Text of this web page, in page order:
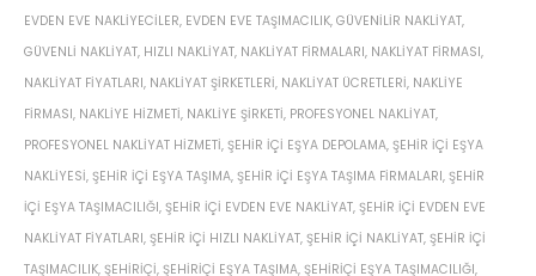
EVDEN EVE NAKLIYECILER, EVDEN EVE TAŞIMACILIK, GÜVENILIR NAKLIYAT,
GÜVENLI NAKLIYAT, HIZLI NAKLIYAT, NAKLIYAT FIRMALARI, NAKLIYAT FIRMASI,
NAKLIYAT FIYATLARI, NAKLIYAT ŞIRKETLERI, NAKLIYAT ÜCRETLERI, NAKLIYE
FIRMASI, NAKLIYE HIZMETI, NAKLIYE ŞIRKETI, PROFESYONEL NAKLIYAT,
PROFESYONEL NAKLIYAT HIZMETI, ŞEHIR IÇI EŞYA DEPOLAMA, ŞEHIR IÇI EŞYA
NAKLIYESI, ŞEHIR IÇI EŞYA TAŞIMA, ŞEHIR IÇI EŞYA TAŞIMA FIRMALARI, ŞEHIR
IÇI EŞYA TAŞIMACILIĞI, ŞEHIR IÇI EVDEN EVE NAKLIYAT, ŞEHIR IÇI EVDEN EVE
NAKLIYAT FIYATLARI, ŞEHIR IÇI HIZLI NAKLIYAT, ŞEHIR IÇI NAKLIYAT, ŞEHIR IÇI
TAŞIMACILIK, ŞEHIRIÇI, ŞEHIRIÇI EŞYA TAŞIMA, ŞEHIRIÇI EŞYA TAŞIMACILIĞI,